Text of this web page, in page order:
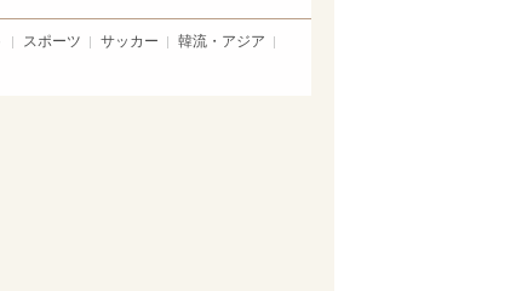
スポーツ サッカー
韓流・アジア